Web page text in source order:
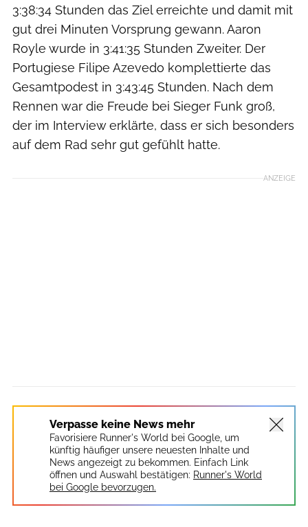
3:38:34 Stunden das Ziel erreichte und damit mit
gut drei Minuten Vorsprung gewann. Aaron
Royle wurde in 3:41:35 Stunden Zweiter. Der
Portugiese Filipe Azevedo komplettierte das
Gesamtpodest in 3:43:45 Stunden. Nach dem
Rennen war die Freude bei Sieger Funk groß,
der im Interview erklärte, dass er sich besonders
auf dem Rad sehr gut gefühlt hatte.
ANZEIGE
Verpasse keine News mehr
Favorisiere Runner's World bei Google, um
künftig häufiger unsere neuesten Inhalte und
News angezeigt zu bekommen. Einfach Link
öffnen und Auswahl bestätigen: Runner's World
bei Google bevorzugen.